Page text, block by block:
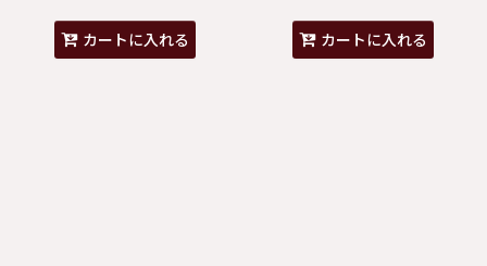
カートに入れる カートに入れる